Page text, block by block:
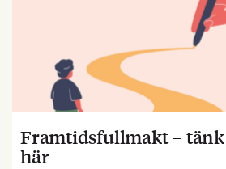
Framtidsfullmakt – tänk
här